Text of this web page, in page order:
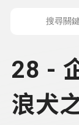
28 -
浪犬